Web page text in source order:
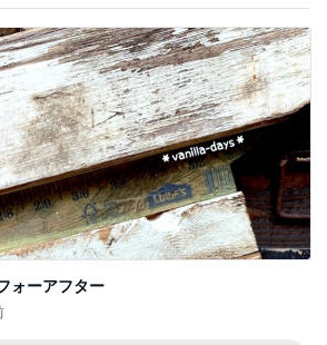
ォーアフター